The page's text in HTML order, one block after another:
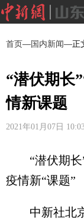
首页— 国内新闻—正
“潜伏期长
情新课题
2021年01月07日
“潜伏期长
疫情新“课题”
中新社北京